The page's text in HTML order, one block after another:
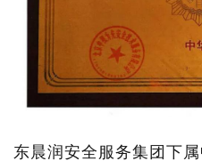
东晨润安全服务集团下